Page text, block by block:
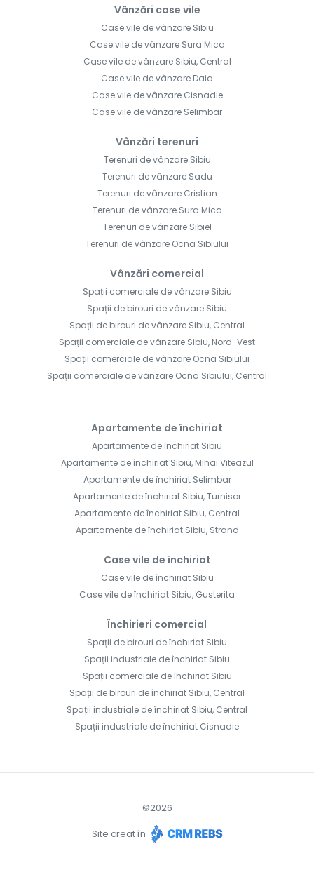
Vânzări case vile
Case vile de vânzare Sibiu
Case vile de vânzare Sura Mica
Case vile de vânzare Sibiu, Central
Case vile de vânzare Daia
Case vile de vânzare Cisnadie
Case vile de vânzare Selimbar
Vânzări terenuri
Terenuri de vânzare Sibiu
Terenuri de vânzare Sadu
Terenuri de vânzare Cristian
Terenuri de vânzare Sura Mica
Terenuri de vânzare Sibiel
Terenuri de vânzare Ocna Sibiului
Vânzări comercial
Spații comerciale de vânzare Sibiu
Spații de birouri de vânzare Sibiu
Spații de birouri de vânzare Sibiu, Central
Spații comerciale de vânzare Sibiu, Nord-Vest
Spații comerciale de vânzare Ocna Sibiului
Spații comerciale de vânzare Ocna Sibiului, Central
Apartamente de închiriat
Apartamente de închiriat Sibiu
Apartamente de închiriat Sibiu, Mihai Viteazul
Apartamente de închiriat Selimbar
Apartamente de închiriat Sibiu, Turnisor
Apartamente de închiriat Sibiu, Central
Apartamente de închiriat Sibiu, Strand
Case vile de închiriat
Case vile de închiriat Sibiu
Case vile de închiriat Sibiu, Gusterita
Închirieri comercial
Spații de birouri de închiriat Sibiu
Spații industriale de închiriat Sibiu
Spații comerciale de închiriat Sibiu
Spații de birouri de închiriat Sibiu, Central
Spații industriale de închiriat Sibiu, Central
Spații industriale de închiriat Cisnadie
©2026
Site creat în